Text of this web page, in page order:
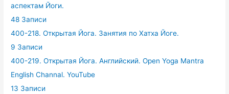
аспектам Йоги.
48 Записи
400-218. Открытая Йога. Занятия по Хатха Йоге.
9 Записи
400-219. Открытая Йога. Английский. Open Yoga Mantra
English Channal. YouTube
13 Записи